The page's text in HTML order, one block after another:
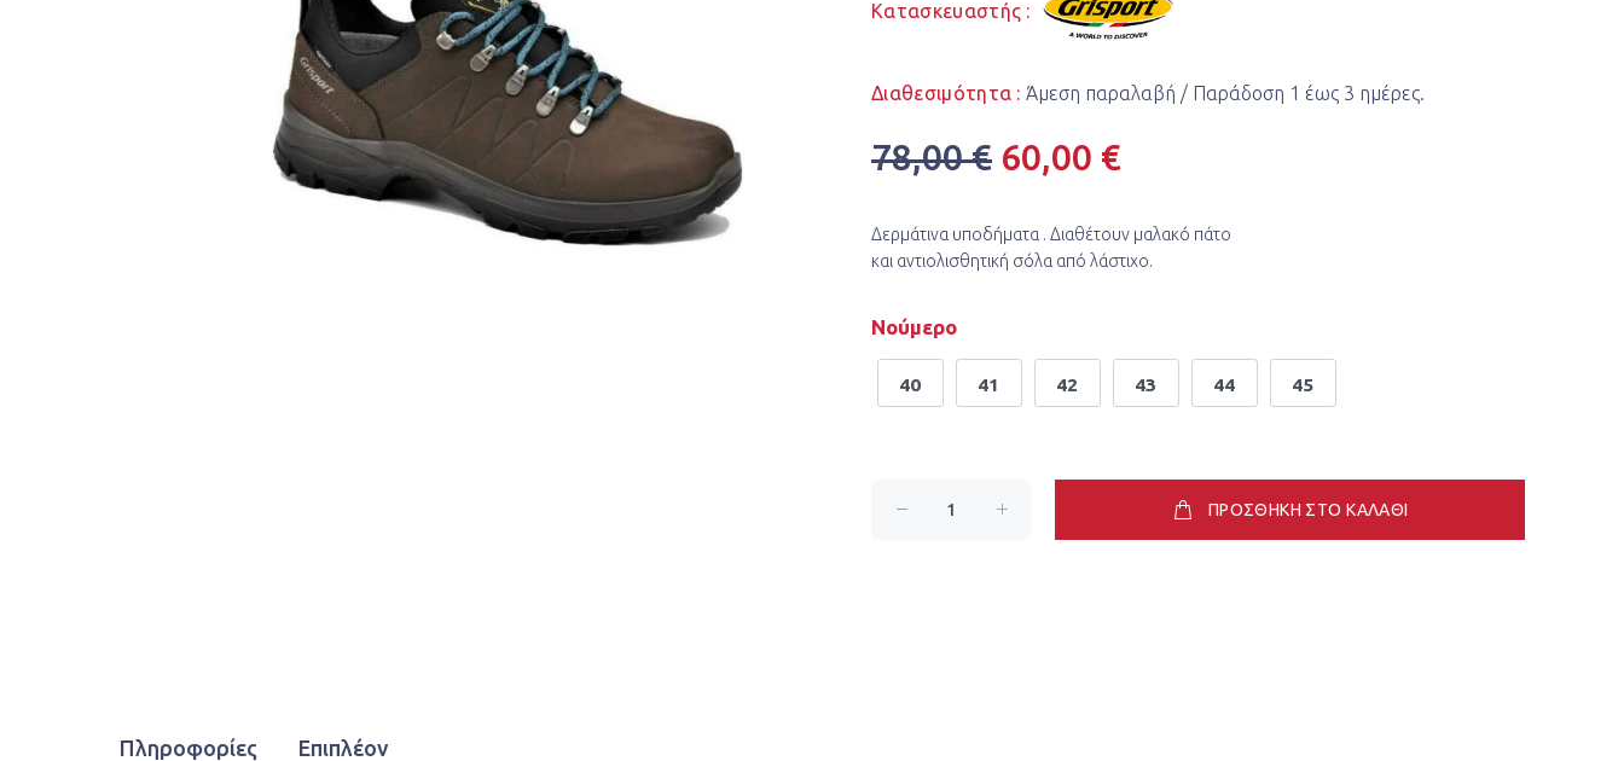
Κατασκευαστής :
Διαθεσιμότητα :Άμεση παραλαβή / Παράδoση 1 έως 3 ημέρες.
78,00 € 60,00 €
Δερμάτινα υποδήματα . Διαθέτουν μαλακό πάτο
και αντιολισθητική σόλα από λάστιχο.
Νούμερο
40 41 42 43 44 45
ΠΡΟΣΘΗΚΗ ΣΤΟ ΚΑΛΑΘΙ
Πληροφορίες Επιπλέον